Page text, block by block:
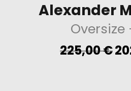
Alexander
Oversize
225,00€